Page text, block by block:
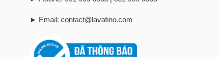
► Email: contact@lavatino.com